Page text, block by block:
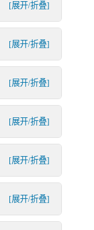
[展开/折叠]
[展开/折叠]
[展开/折叠]
[展开/折叠]
[展开/折叠]
[展开/折叠]